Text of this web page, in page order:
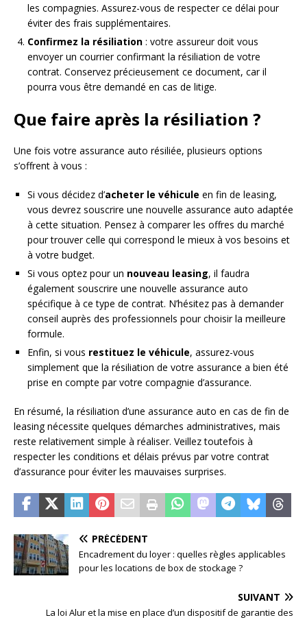
les compagnies. Assurez-vous de respecter ce délai pour
éviter des frais supplémentaires.
Confirmez la résiliation : votre assureur doit vous
envoyer un courrier confirmant la résiliation de votre
contrat. Conservez précieusement ce document, car il
pourra vous être demandé en cas de litige.
Que faire après la résiliation ?
Une fois votre assurance auto résiliée, plusieurs options
s’offrent à vous :
Si vous décidez d’acheter le véhicule en fin de leasing,
vous devrez souscrire une nouvelle assurance auto adaptée
à cette situation. Pensez à comparer les offres du marché
pour trouver celle qui correspond le mieux à vos besoins et
à votre budget.
Si vous optez pour un nouveau leasing, il faudra
également souscrire une nouvelle assurance auto
spécifique à ce type de contrat. N’hésitez pas à demander
conseil auprès des professionnels pour choisir la meilleure
formule.
Enfin, si vous restituez le véhicule, assurez-vous
simplement que la résiliation de votre assurance a bien été
prise en compte par votre compagnie d’assurance.
En résumé, la résiliation d’une assurance auto en cas de fin de
leasing nécessite quelques démarches administratives, mais
reste relativement simple à réaliser. Veillez toutefois à
respecter les conditions et délais prévus par votre contrat
d’assurance pour éviter les mauvaises surprises.
PRÉCÉDENT
Encadrement du loyer : quelles règles applicables
pour les locations de box de stockage ?
SUIVANT
La loi Alur et la mise en place d’un dispositif de garantie des